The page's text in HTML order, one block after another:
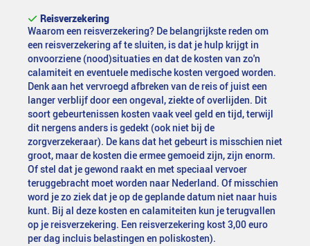
Reisverzekering
Waarom een reisverzekering? De belangrijkste reden om
een reisverzekering af te sluiten, is dat je hulp krijgt in
onvoorziene (nood)situaties en dat de kosten van zo'n
calamiteit en eventuele medische kosten vergoed worden.
Denk aan het vervroegd afbreken van de reis of juist een
langer verblijf door een ongeval, ziekte of overlijden. Dit
soort gebeurtenissen kosten vaak veel geld en tijd, terwijl
dit nergens anders is gedekt (ook niet bij de
zorgverzekeraar). De kans dat het gebeurt is misschien niet
groot, maar de kosten die ermee gemoeid zijn, zijn enorm.
Of stel dat je gewond raakt en met speciaal vervoer
teruggebracht moet worden naar Nederland. Of misschien
word je zo ziek dat je op de geplande datum niet naar huis
kunt. Bij al deze kosten en calamiteiten kun je terugvallen
op je reisverzekering. Een reisverzekering kost 3,00 euro
per dag incluis belastingen en poliskosten).